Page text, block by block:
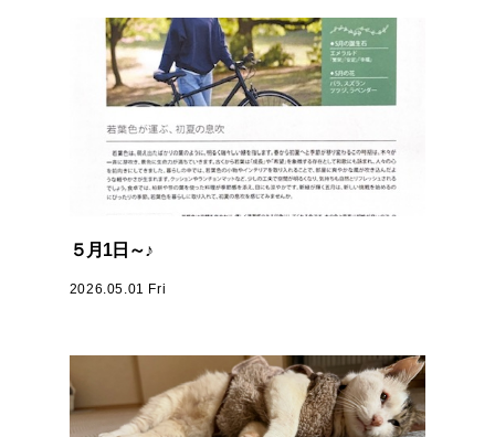
５月1日～♪
2026.05.01 Fri